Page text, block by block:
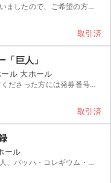
[詳細] 席 階 列 番 都合で行けなくなってしまいましたので、ご希望の方がおられれば、お譲りした...
取引済
巨人」
ル 大ホール
[詳細] 席 階 列 〜 番の間のいずれか 落札してくださった方には発券番号をお知らせいたし...
取引済
ール
[詳細] 階 列 ～ 番 出演者：鈴木雅明、鈴木優人、バッハ・コレギウム・ジャパン 電子チケッ...